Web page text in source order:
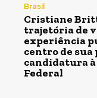
Brasil
Cristiane
trajetória de
experiência
centro de sua
candidatura
Federal